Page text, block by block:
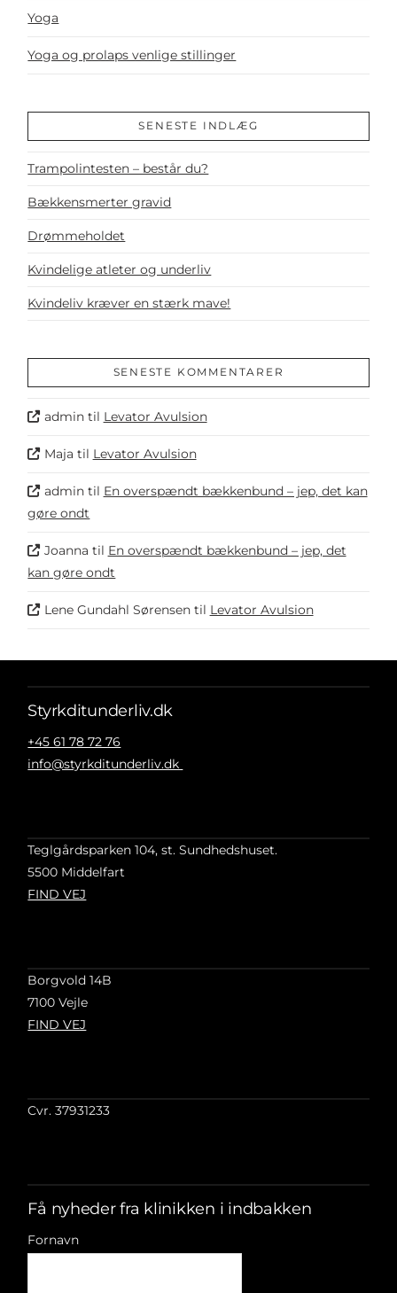
Yoga
Yoga og prolaps venlige stillinger
SENESTE INDLÆG
Trampolintesten – består du?
Bækkensmerter gravid
Drømmeholdet
Kvindelige atleter og underliv
Kvindeliv kræver en stærk mave!
SENESTE KOMMENTARER
admintil Levator Avulsion
Maja til Levator Avulsion
admintil En overspændt bækkenbund – jep, det kan
gøre ondt
Joanna til En overspændt bækkenbund – jep, det
kan gøre ondt
Lene Gundahl Sørensentil Levator Avulsion
Styrkditunderliv.dk
+45 61 78 72 76
info@styrkditunderliv.dk
Teglgårdsparken 104, st. Sundhedshuset.
5500 Middelfart
FIND VEJ
Borgvold 14B
7100 Vejle
FIND VEJ
Cvr. 37931233
Få nyheder fra klinikken i indbakken
Fornavn